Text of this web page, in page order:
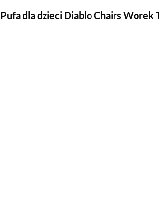
Pufa dla dzieci Diablo Chairs Worek